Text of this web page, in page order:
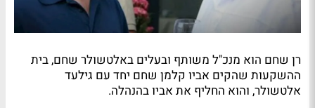
רן שחם הוא מנכ"ל משותף ובעלים באלטשולר שחם, בית
ההשקעות שהקים אביו קלמן שחם יחד עם גילעד
אלטשולר, והוא החליף את אביו בהנהלה.